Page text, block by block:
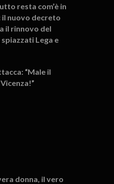
resta com’è in
il nuovo decreto
il rinnovo del
Lega e
“Male il
donna, il vero